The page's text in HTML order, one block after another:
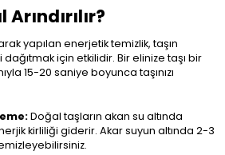
yapılan enerjetik temizlik, taşın
için etkilidir. Bir elinize taşı bir
15-20 saniye boyunca taşınızı
Doğal taşların akan su altında
kirliliği giderir. Akar suyun altında 2-3